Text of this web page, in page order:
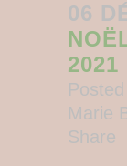
06
2021
Marie
Share